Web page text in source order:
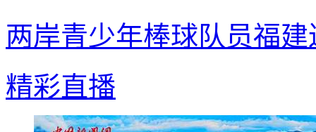
两岸青少年棒球队员福
精彩直播